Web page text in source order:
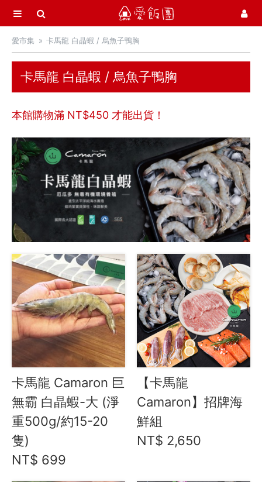
選單
首頁
愛市集商品館 21
中秋烤肉 / 生鮮
季節推薦 / 新品登場
活力早餐
營養補給站
吃零食
愛甜點
料理盛宴
水餃 / 麵食 / 湯圓 / 包子
滷味 / 香腸 / 下酒菜
熟食 / 小吃 / 鮑魚罐
喝湯吃火鍋
久原本家 茅乃舎
冬鄉小廚
Green&Safe 火鍋高湯 / 火鍋料
湯品鍋物
紐西蘭不老鮭 (國王鮭)
迴流海味 安心海鮮
愛市集 卡馬龍 白晶蝦 / 烏魚子鴨胸
卡馬龍 白晶蝦 / 烏魚子鴨胸
本館購物滿 NT$450 才能出貨！
卡馬龍 Camaron 巨
無霸 白晶蝦-大 (淨
重500g/約15-20
隻)
NT$ 699
【卡馬龍
Camaron】招牌海
鮮組
NT$ 2,650